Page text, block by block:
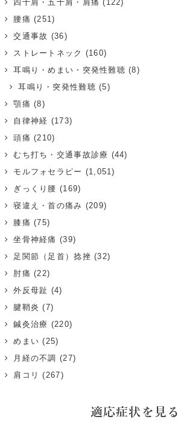
四十肩・五十肩・肩痛 (122)
腰痛 (251)
交通事故 (36)
ストレートネック (160)
耳鳴り・めまい・突発性難聴 (8)
耳鳴り・突発性難聴 (5)
顎痛 (8)
自律神経 (173)
頭痛 (210)
むち打ち・交通事故診療 (44)
モルフォセラピー (1,051)
ぎっくり腰 (169)
寝違え・首の痛み (209)
膝痛 (75)
坐骨神経痛 (39)
足関節（足首）捻挫 (32)
肘痛 (22)
外反母趾 (4)
腱鞘炎 (7)
鍼灸治療 (220)
めまい (25)
月経の不調 (27)
肩コリ (267)
適応症状を見る